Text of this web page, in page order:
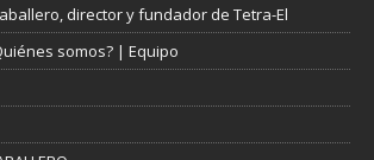
director y fundador de Tetra-El
somos? | Equipo